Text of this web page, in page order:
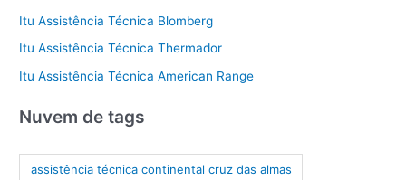
Itu Assistência Técnica Blomberg
Itu Assistência Técnica Thermador
Itu Assistência Técnica American Range
Nuvem de tags
assistência técnica continental cruz das almas